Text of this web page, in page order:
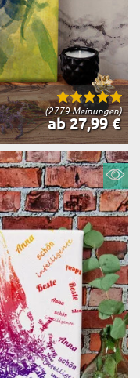
(2779 Meinungen)
ab 27,99 €